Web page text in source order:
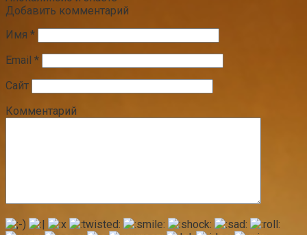
Добавить комментарий
Имя *
Email *
Сайт
Комментарий